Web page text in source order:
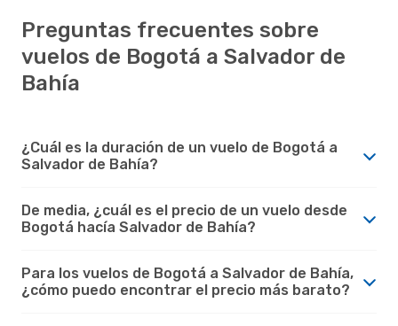
Preguntas frecuentes sobre
vuelos de Bogotá a Salvador de
Bahía
¿Cuál es la duración de un vuelo de Bogotá a
Salvador de Bahía?
De media, ¿cuál es el precio de un vuelo desde
Bogotá hacía Salvador de Bahía?
Para los vuelos de Bogotá a Salvador de Bahía,
¿cómo puedo encontrar el precio más barato?